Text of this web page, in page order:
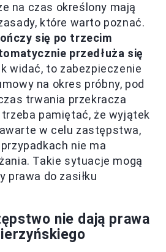
na czas określony mają
które warto poznać.
się po trzecim
przedłuża się
widać, to zabezpieczenie
na okres próbny, pod
trwania przekracza
pamiętać, że wyjątek
w celu zastępstwa,
nie ma
Takie sytuacje mogą
prawa do zasiłku
nie dają prawa